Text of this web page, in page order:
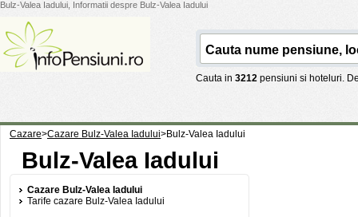
Bulz-Valea Iadului, Informatii despre Bulz-Valea Iadului
Cauta in 3212 pensiuni si hoteluri.
Cazare>Cazare Bulz-Valea Iadului>Bulz-Valea Iadului
Bulz-Valea Iadului
Cazare Bulz-Valea Iadului
Tarife cazare Bulz-Valea Iadului